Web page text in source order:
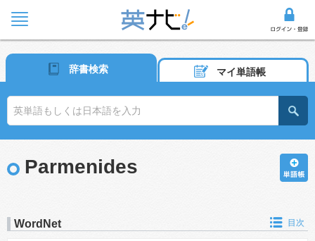
辞書検索 マイ単語帳
Parmenides
WordNet 目次